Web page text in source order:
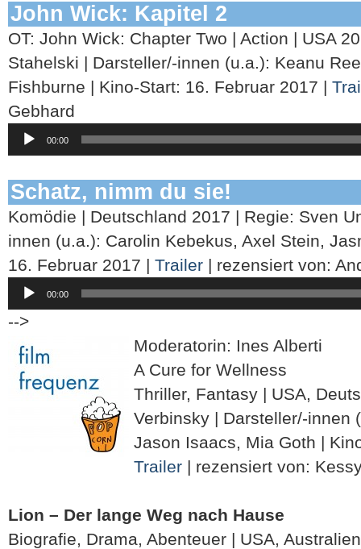
John Wick: Kapitel 2
OT: John Wick: Chapter Two | Action | USA
Stahelski | Darsteller/-innen (u.a.): Keanu
Fishburne | Kino-Start: 16. Februar 2017 |
Gebhard
Player
00:00
Schatz, nimm du sie!
Komödie | Deutschland 2017 | Regie: Sven
innen (u.a.): Carolin Kebekus, Axel Stein,
16. Februar 2017 | Trailer | rezensiert von:
Player
00:00
-->
Moderatorin: Ines Alberti
A Cure for Wellness
Thriller, Fantasy | USA,
Verbinsky | Darsteller/-innen
Jason Isaacs, Mia Goth |
Trailer | rezensiert von:
Lion – Der lange Weg nach Hause
Biografie, Drama, Abenteuer | USA,